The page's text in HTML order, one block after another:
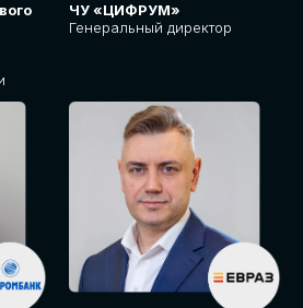
ЧУ «ЦИФРУМ»
Генеральный директор